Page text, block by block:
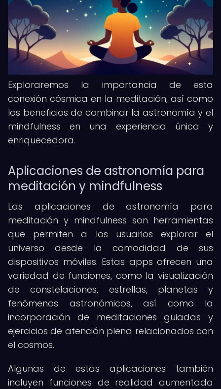
Exploraremos la importancia de esta
conexión cósmica en la meditación, así como
los beneficios de combinar la astronomía y el
mindfulness en una experiencia única y
enriquecedora.
Aplicaciones de astronomía para
meditación y mindfulness
Las aplicaciones de astronomía para
meditación y mindfulness son herramientas
que permiten a los usuarios explorar el
universo desde la comodidad de sus
dispositivos móviles. Estas apps ofrecen una
variedad de funciones, como la visualización
de constelaciones, estrellas, planetas y
fenómenos astronómicos, así como la
incorporación de meditaciones guiadas y
ejercicios de atención plena relacionados con
el cosmos.
Algunas de estas aplicaciones también
incluyen funciones de realidad aumentada